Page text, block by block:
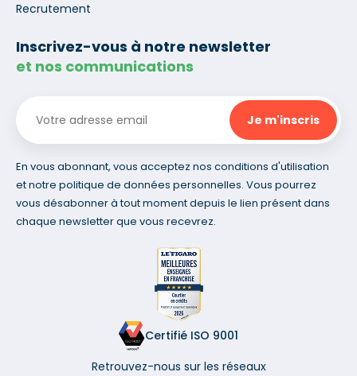
Recrutement
Inscrivez-vous à notre newsletter
et nos communications
En vous abonnant, vous acceptez nos conditions d'utilisation
et notre politique de données personnelles. Vous pourrez
vous désabonner à tout moment depuis le lien présent dans
chaque newsletter que vous recevrez.
Certifié ISO 9001
Retrouvez-nous sur les réseaux